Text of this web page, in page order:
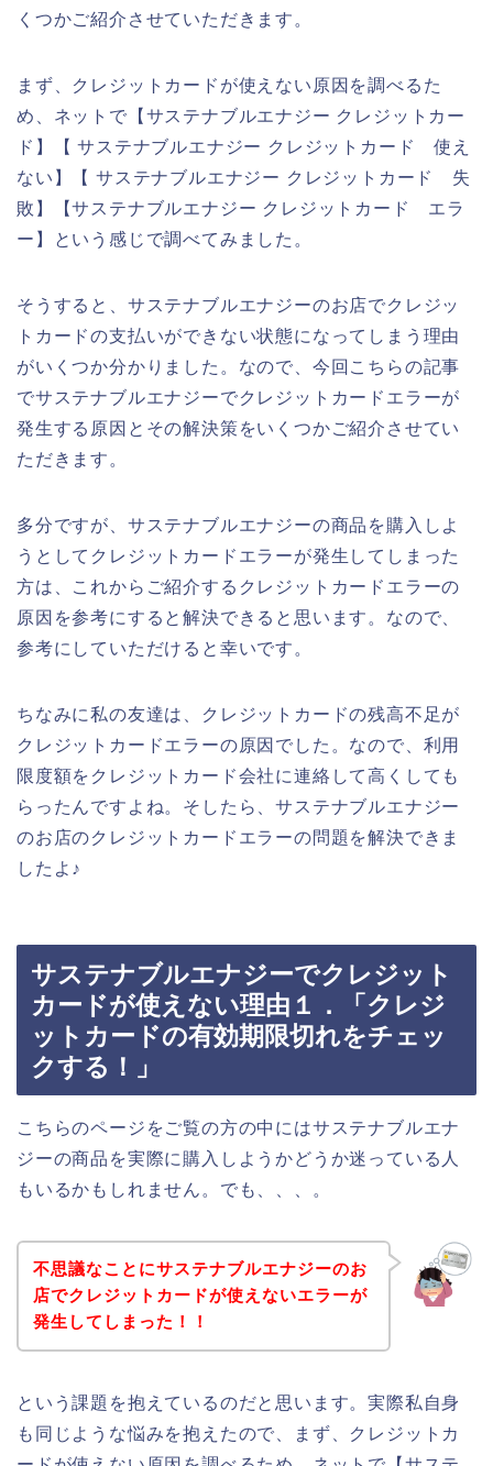
くつかご紹介させていただきます。
まず、クレジットカードが使えない原因を調べるた
め、ネットで【サステナブルエナジー クレジットカー
ド】【 サステナブルエナジー クレジットカード 使え
ない】【 サステナブルエナジー クレジットカード 失
敗】【サステナブルエナジー クレジットカード エラ
ー】という感じで調べてみました。
そうすると、サステナブルエナジーのお店でクレジッ
トカードの支払いができない状態になってしまう理由
がいくつか分かりました。なので、今回こちらの記事
でサステナブルエナジーでクレジットカードエラーが
発生する原因とその解決策をいくつかご紹介させてい
ただきます。
多分ですが、サステナブルエナジーの商品を購入しよ
うとしてクレジットカードエラーが発生してしまった
方は、これからご紹介するクレジットカードエラーの
原因を参考にすると解決できると思います。なので、
参考にしていただけると幸いです。
ちなみに私の友達は、クレジットカードの残高不足が
クレジットカードエラーの原因でした。なので、利用
限度額をクレジットカード会社に連絡して高くしても
らったんですよね。そしたら、サステナブルエナジー
のお店のクレジットカードエラーの問題を解決できま
したよ♪
サステナブルエナジーでクレジット
カードが使えない理由１．「クレジ
ットカードの有効期限切れをチェッ
クする！」
こちらのページをご覧の方の中にはサステナブルエナ
ジーの商品を実際に購入しようかどうか迷っている人
もいるかもしれません。でも、、、。
不思議なことにサステナブルエナジーのお
店でクレジットカードが使えないエラーが
発生してしまった！！
という課題を抱えているのだと思います。実際私自身
も同じような悩みを抱えたので、まず、クレジットカ